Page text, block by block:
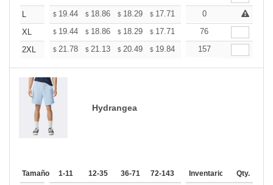
L
$ 19.44 $ 18.86 $ 18.29 $ 17.71 17.14
0
XL
$ 19.44 $ 18.86 $ 18.29 $ 17.71 17.14
76
2XL
$ 21.78 $ 21.13 $ 20.49 $ 19.84 19.19
157
Hydrangea
Tamaño 1-11 12-35 36-71 72-143 144-287 288 +
Inventario Qty.